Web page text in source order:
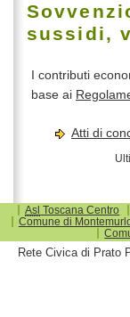
sussidi,
I contributi
base ai
Atti di
Asl Toscana Centro
Comune di
Rete Civica di Prato